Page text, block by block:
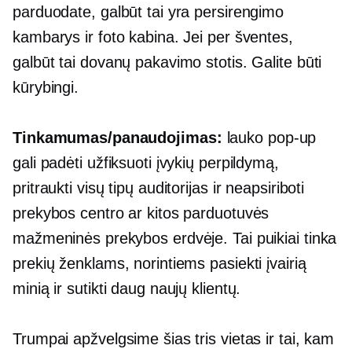
parduodate, galbūt tai yra persirengimo
kambarys ir foto kabina. Jei per šventes,
galbūt tai dovanų pakavimo stotis. Galite būti
kūrybingi.
Tinkamumas/panaudojimas: lauko pop-up
gali padėti užfiksuoti įvykių perpildymą,
pritraukti visų tipų auditorijas ir neapsiriboti
prekybos centro ar kitos parduotuvės
mažmeninės prekybos erdvėje. Tai puikiai tinka
prekių ženklams, norintiems pasiekti įvairią
minią ir sutikti daug naujų klientų.
Trumpai apžvelgsime šias tris vietas ir tai, kam